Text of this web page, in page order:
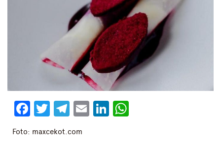
Facebook
Twitter
Telegram
EmailLinkedIn
Foto: maxcekot.com